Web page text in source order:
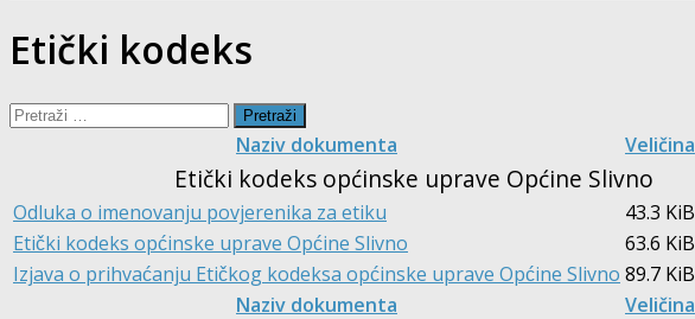
Etički kodeks
Pretraži:
Naziv dokumenta
Veličina
Naziv dokumenta Veličina
Etički kodeks općinske uprave Općine Slivno
Odluka o imenovanju povjerenika za etiku 43.3 KiB
Etički kodeks općinske uprave Općine Slivno
63.6 KiB
Izjava o prihvaćanju Etičkog kodeksa općinske uprave Općine Slivno 89.7 KiB